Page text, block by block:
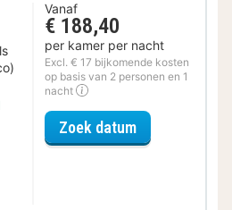
Vanaf
€ 188,40
per kamer per nacht
Excl. € 17 bijkomende kosten
op basis van 2 personen en 1
nacht
Zoek datumvoor